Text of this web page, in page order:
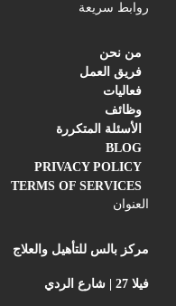
روابط سريعة
من نحن
فريق العمل
فعاليات
وظائف
الأسئلة المتكررة
BLOG
PRIVACY POLICY
TERMS OF SERVICES
العنوان
مركز بالس للتأهيل والعلاج
فيلا 27 | شارع الردي